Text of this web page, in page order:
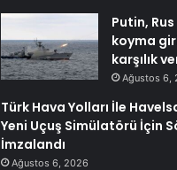
Putin,
koyma
karşılık
Ağustos 6,
Türk Hava Yolları İle
Yeni Uçuş Simülatörü İçin
İmzalandı
Ağustos 6, 2026